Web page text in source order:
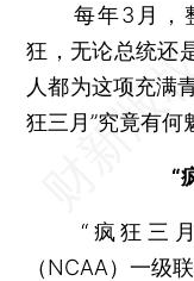
每年3月，整
狂，无论总统还
人都为这项充满
狂三月”究竟有何
“
“疯狂三月
（NCAA）一级